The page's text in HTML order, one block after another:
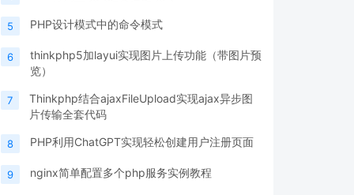
5 PHP设计模式中的命令模式
6
thinkphp5加layui实现图片上传功能（带图片预
览）
7
Thinkphp结合ajaxFileUpload实现ajax异步图
片传输全套代码
8 PHP利用ChatGPT实现轻松创建用户注册页面
9 nginx简单配置多个php服务实例教程